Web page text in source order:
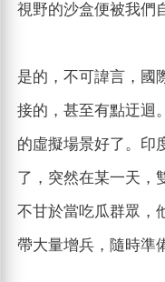
視野的沙盒便被我們
是的，不可諱言，國
接的，甚至有點迂迴
的虛擬場景好了。印
了，突然在某一天，
不甘於當吃瓜群眾，
帶大量增兵，隨時準